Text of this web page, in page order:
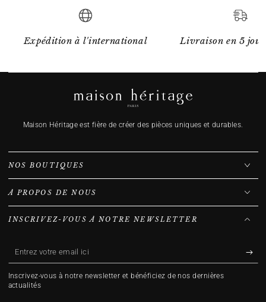
Expédition à l'international Livraison en 5
Maison Héritage est fière de créer des pièces uniques et durables.
NOS BOUTIQUES
À PROPOS DE NOUS
INSCRIVEZ-VOUS À NOTRE NEWSLETTER
Entrez
votre
email
Inscrivez-vous à notre newsletter et bénéficiez de nos dernières
actualités